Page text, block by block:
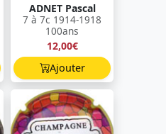
ADNET Pascal
7 à 7c 1914-1918
100ans
12,00€
Ajouter